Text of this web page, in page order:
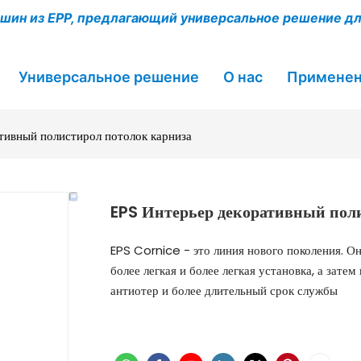
из EPP, предлагающий универсальное решение
Универсальное решение О нас
полистирол потолок карниза
EPS Интерьер декоративный
EPS Cornice - это линия нового поколения.
более легкая и более легкая установка, а
антиотер и более длительный срок службы